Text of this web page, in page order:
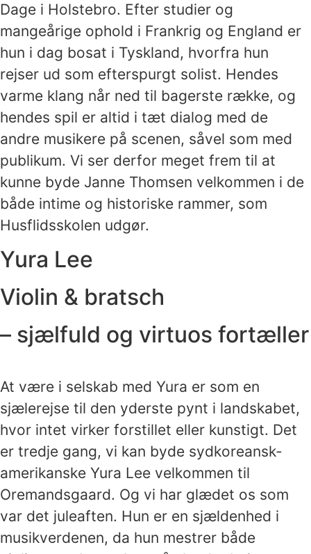
Dage i Holstebro. Efter studier og
mangeårige ophold i Frankrig og England er
hun i dag bosat i Tyskland, hvorfra hun
rejser ud som efterspurgt solist. Hendes
varme klang når ned til bagerste række, og
hendes spil er altid i tæt dialog med de
andre musikere på scenen, såvel som med
publikum. Vi ser derfor meget frem til at
kunne byde Janne Thomsen velkommen i de
både intime og historiske rammer, som
Husflidsskolen udgør.
Yura Lee
Violin & bratsch
– sjælfuld og virtuos fortæller
At være i selskab med Yura er som en
sjælerejse til den yderste pynt i landskabet,
hvor intet virker forstillet eller kunstigt. Det
er tredje gang, vi kan byde sydkoreansk-
amerikanske Yura Lee velkommen til
Oremandsgaard. Og vi har glædet os som
var det juleaften. Hun er en sjældenhed i
musikverdenen, da hun mestrer både